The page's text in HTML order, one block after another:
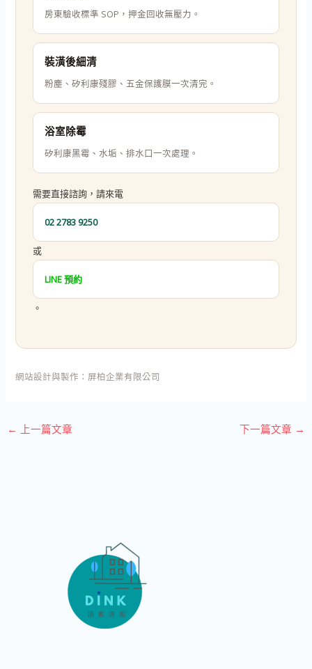
房東驗收標準 SOP，押金回收無壓力。
裝潢後細清
粉塵、矽利康殘膠、五金保護膜一次清完。
浴室除霉
矽利康黑霉、水垢、排水口一次處理。
需要直接諮詢，請來電
02 2783 9250
或
LINE 預約
。
網站設計與製作： 屏柏企業有限公司
← 上一篇文章 下一篇文章 →